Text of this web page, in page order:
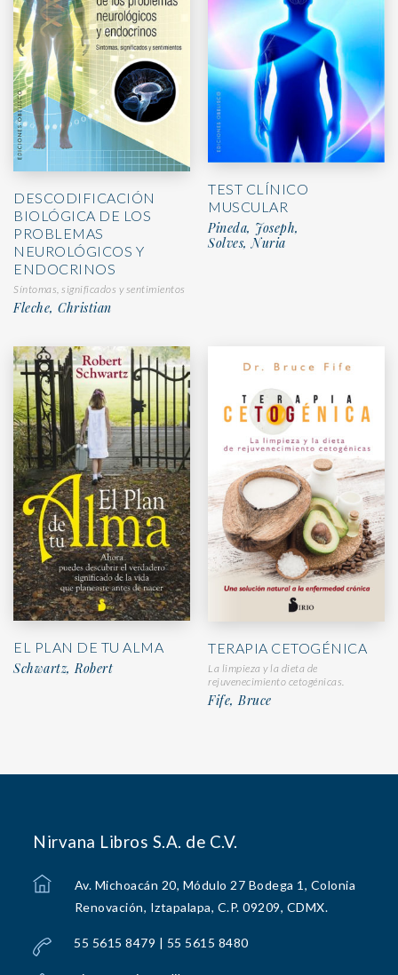
DESCODIFICACIÓN
BIOLÓGICA DE LOS
PROBLEMAS
NEUROLÓGICOS Y
ENDOCRINOS
Síntomas, significados y sentimientos
Fleche, Christian
TEST CLÍNICO
MUSCULAR
Pineda, Joseph,
Solves, Nuria
EL PLAN DE TU ALMA
Schwartz, Robert
TERAPIA CETOGÉNICA
La limpieza y la dieta de
rejuvenecimiento cetogénicas.
Fife, Bruce
Nirvana Libros S.A. de C.V.
Av. Michoacán 20, Módulo 27 Bodega 1, Colonia
Renovación, Iztapalapa, C.P. 09209, CDMX.
55 5615 8479 | 55 5615 8480